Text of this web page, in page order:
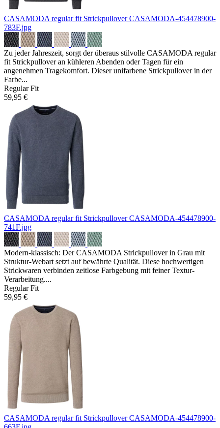
CASAMODA regular fit StrickpulloverCASAMODA-454478900-
783F.jpg
Zu jeder Jahreszeit, sorgt der überaus stilvolle CASAMODA regular
fit Strickpullover an kühleren Abenden oder Tagen für ein
angenehmen Tragekomfort. Dieser unifarbene Strickpullover in der
Farbe...
Regular Fit
59,95 €
CASAMODA regular fit StrickpulloverCASAMODA-454478900-
741F.jpg
Modern-klassisch: Der CASAMODA Strickpullover in Grau mit
Struktur-Webart setzt auf bewährte Qualität. Diese hochwertigen
Strickwaren verbinden zeitlose Farbgebung mit feiner Textur-
Verarbeitung....
Regular Fit
59,95 €
CASAMODA regular fit StrickpulloverCASAMODA-454478900-